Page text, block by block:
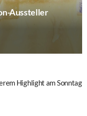
Aussteller
Highlight am Sonntag